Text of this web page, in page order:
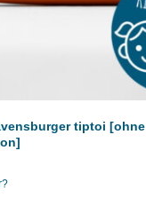
tiptoi [ohne